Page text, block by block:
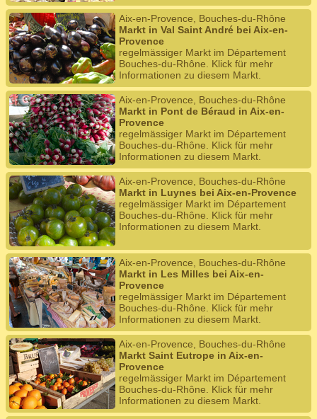
Aix-en-Provence, Bouches-du-Rhône
Markt in Val Saint André bei Aix-en-
Provence
regelmässiger Markt im Département
Bouches-du-Rhône. Klick für mehr
Informationen zu diesem Markt.
Aix-en-Provence, Bouches-du-Rhône
Markt in Pont de Béraud in Aix-en-
Provence
regelmässiger Markt im Département
Bouches-du-Rhône. Klick für mehr
Informationen zu diesem Markt.
Aix-en-Provence, Bouches-du-Rhône
Markt in Luynes bei Aix-en-Provence
regelmässiger Markt im Département
Bouches-du-Rhône. Klick für mehr
Informationen zu diesem Markt.
Aix-en-Provence, Bouches-du-Rhône
Markt in Les Milles bei Aix-en-
Provence
regelmässiger Markt im Département
Bouches-du-Rhône. Klick für mehr
Informationen zu diesem Markt.
Aix-en-Provence, Bouches-du-Rhône
Markt Saint Eutrope in Aix-en-
Provence
regelmässiger Markt im Département
Bouches-du-Rhône. Klick für mehr
Informationen zu diesem Markt.